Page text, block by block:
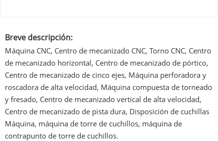
Breve descripción:
Máquina CNC, Centro de mecanizado CNC, Torno CNC, Centro
de mecanizado horizontal, Centro de mecanizado de pórtico,
Centro de mecanizado de cinco ejes, Máquina perforadora y
roscadora de alta velocidad, Máquina compuesta de torneado
y fresado, Centro de mecanizado vertical de alta velocidad,
Centro de mecanizado de pista dura, Disposición de cuchillas
Máquina, máquina de torre de cuchillos, máquina de
contrapunto de torre de cuchillos.